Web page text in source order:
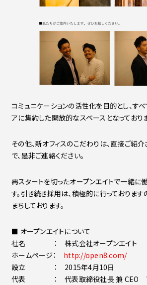
コミュニケーションの活性化を目的とし、す
アに集約した開放的なスペースとなっておりま
その他、新オフィスのこだわりは、直接ご紹
で、是非ご連絡ください。
再スタートを切ったオープンエイトで一緒に
す。引き続き採用は、積極的に行っておりま
まちしております。
■ オープンエイトについて
社名 ： 株式会社オープンエイト
ホームページ： http://open8.com/
設立 ： 2015年4月10日
代表 ： 代表取締役社長 兼 CEO